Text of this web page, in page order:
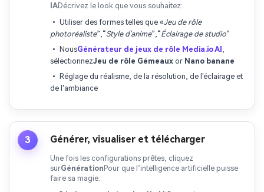
IADécrivez le look que vous souhaitez:
• Utiliser des formes telles que «Jeu de rôle
photoréaliste”,“Style d'anime”,“Éclairage de studio”
• NousGénérateur de jeux de rôle Media.io AI ,
sélectionnezJeu de rôle Gémeaux or Nano banane
• Réglage du réalisme, de la résolution, de l'éclairage et
de l'ambiance
3 Générer, visualiser et télécharger
Une fois les configurations prêtes, cliquez
surGénérationPour que l’intelligence artificielle puisse
faire sa magie: